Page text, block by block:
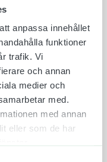
anpassa innehållet
funktioner
trafik. Vi
och annan
medier och
med.
med annan
eller som de har
miljö och
medföljande
medföljande
fästmetod så är
ifall att de
visar klart och
placerade.